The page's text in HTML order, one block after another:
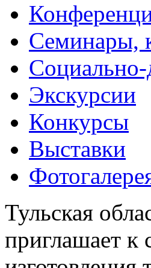
Семинары,
Экскурсии
Конкурсы
Выставки
Тульская
приглашает к